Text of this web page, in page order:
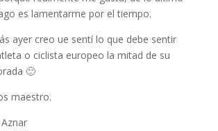
es lamentarme por el tiempo.
ayer creo ue sentí lo que debe sentir
o ciclista europeo la mitad de su
🙂
maestro.